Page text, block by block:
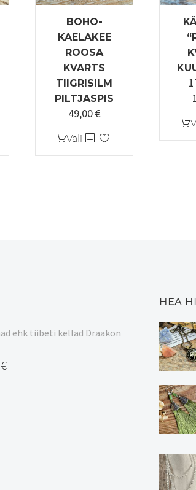
BOHO-
KAELAKEE
ROOSA
KVARTS
TIIGRISILM
PILTJASPIS
49,00€
Vali Sellel
tootel
ehk tiibeti kellad Draakon
€
HEA